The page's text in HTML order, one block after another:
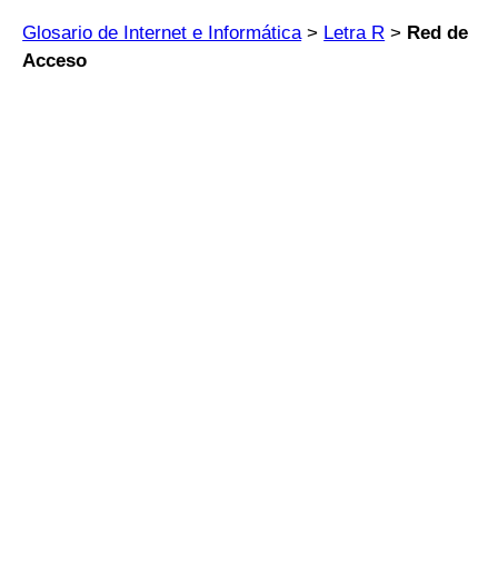
Glosario de Internet e Informática> Letra R > Red de
Acceso